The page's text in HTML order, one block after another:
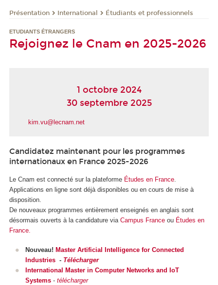
Présentation International Étudiants et professionnels
ETUDIANTS ÉTRANGERS
Rejoignez le Cnam en 2025-2026
1 octobre 2024
30 septembre 2025
kim.vu@lecnam.net
Candidatez maintenant pour les programmes
internationaux en France 2025-2026
Le Cnam est connecté sur la plateforme Études en France
Applications en ligne sont déjà disponibles ou en cours de mise à
disposition.
De nouveaux programmes entièrement enseignés en anglais sont
désormais ouverts à la candidature via Campus France ou Études en
France.
Nouveau! Master Artificial Intelligence for Connected
Industries - Télécharger
International Master in Computer Networks and IoT
Systems- télécharger